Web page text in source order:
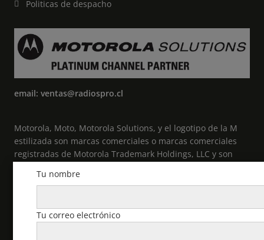
Politicas de despacho
email: ventas@radiospro.cl
Motorola, Moto, Motorola Solutions, y el logotipo de la M
estilizada son marcas comerciales o marcas comerciales
registradas de Motorola Trademark Holdings, LLC y son
comerciales pertenecen a sus respectivos propietarios. ©
Tu nombre
Tu correo electrónico